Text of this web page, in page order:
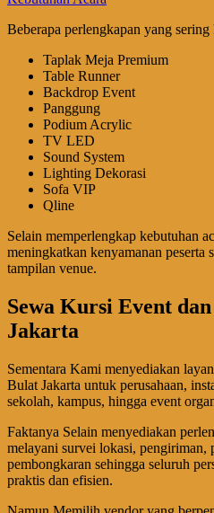
Beberapa perlengkapan yang
Taplak Meja Premium
Table Runner
Backdrop Event
Panggung
Podium Acrylic
TV LED
Sound System
Lighting Dekorasi
Sofa VIP
Qline
Selain memperlengkap kebutuhan
meningkatkan kenyamanan peserta
tampilan venue.
Sewa Kursi Event
Jakarta
Sementara Kami menyediakan
Bulat Jakarta untuk perusahaan,
sekolah, kampus, hingga event
Faktanya Selain menyediakan
melayani survei lokasi, pengiriman,
pembongkaran sehingga seluruh
praktis dan efisien.